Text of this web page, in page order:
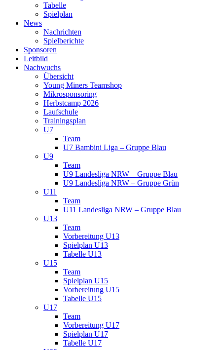
Tabelle
Spielplan
News
Nachrichten
Spielberichte
Sponsoren
Leitbild
Nachwuchs
Übersicht
Young Miners Teamshop
Mikrosponsoring
Herbstcamp 2026
Laufschule
Trainingsplan
U7
Team
U7 Bambini Liga – Gruppe Blau
U9
Team
U9 Landesliga NRW – Gruppe Blau
U9 Landesliga NRW – Gruppe Grün
U11
Team
U11 Landesliga NRW – Gruppe Blau
U13
Team
Vorbereitung U13
Spielplan U13
Tabelle U13
U15
Team
Spielplan U15
Vorbereitung U15
Tabelle U15
U17
Team
Vorbereitung U17
Spielplan U17
Tabelle U17